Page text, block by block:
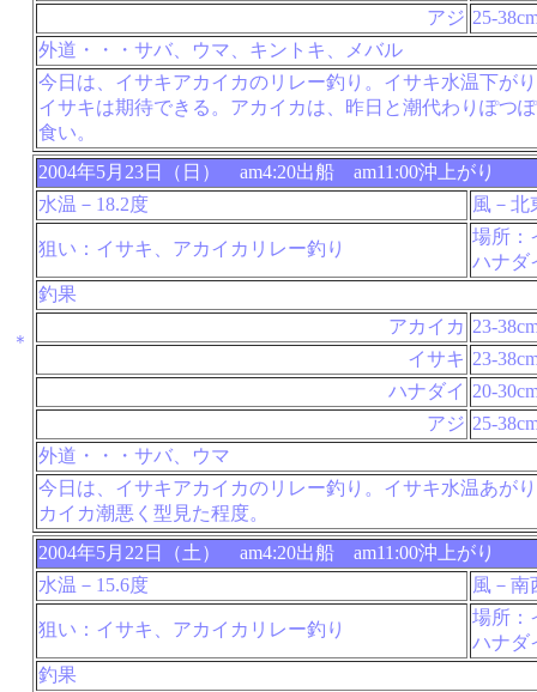
アジ 25-
外道・・・サバ、ウマ、キントキ、メバル
今日は、イサキアカイカのリレー釣り。イサキ水温下が
イサキは期待できる。アカイカは、昨日と潮代わりぽつ
食い。
＊
2004年5月23日（日） am4:20出船 am11:00沖上がり
水温－18.2度
風－北
狙い：イサキ、アカイカリレー釣り
場所：
ハナダ
釣果
アカイカ 23-
イサキ 23-
ハナダイ 20-
アジ 25-
外道・・・サバ、ウマ
今日は、イサキアカイカのリレー釣り。イサキ水温あが
カイカ潮悪く型見た程度。
2004年5月22日（土） am4:20出船 am11:00沖上がり
水温－15.6度
風－南
狙い：イサキ、アカイカリレー釣り
場所：
ハナダ
釣果